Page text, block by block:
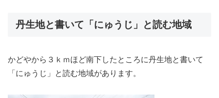
丹生地と書いて「にゅうじ」と読む地域
かどやから３ｋｍほど南下したところに丹生地と書いて
「にゅうじ」と読む地域があります。